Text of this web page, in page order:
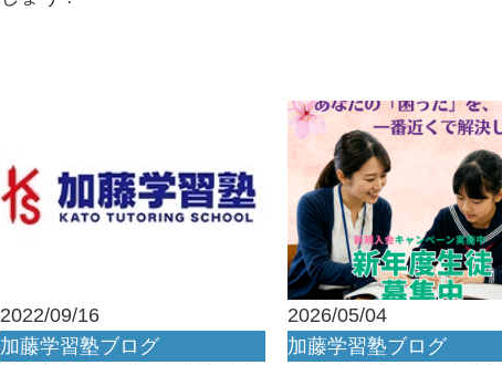
2022/09/16
加藤学習塾ブログ
2026/05/04
加藤学習塾ブログ